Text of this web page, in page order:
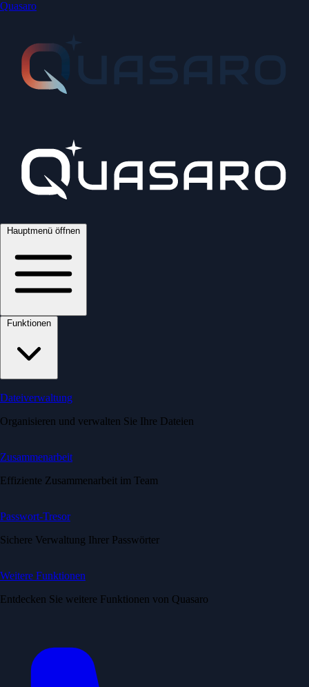
Quasaro
Hauptmenü öffnen
Dateiverwaltung
Organisieren und verwalten Sie Ihre Dateien
Zusammenarbeit
Effiziente Zusammenarbeit im Team
Passwort-Tresor
Sichere Verwaltung Ihrer Passwörter
Weitere Funktionen
Entdecken Sie weitere Funktionen von Quasaro